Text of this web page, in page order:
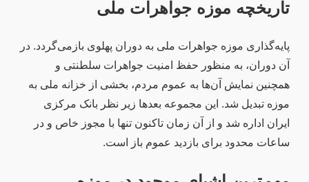
تاریخچه موزه جواهرات ملی
پایه‌گذاری موزه جواهرات ملی به دوران پهلوی بازمی‌گردد. در
آن دوران، به منظور حفظ امنیت جواهرات سلطنتی و
همچنین نمایش آن‌ها به عموم مردم، بخشی از خزانه ملی به
موزه تبدیل شد. این مجموعه بعدها زیر نظر بانک مرکزی
ایران اداره شد و از آن زمان تاکنون تنها با مجوز خاص و در
ساعات محدود برای بازدید عموم باز است.